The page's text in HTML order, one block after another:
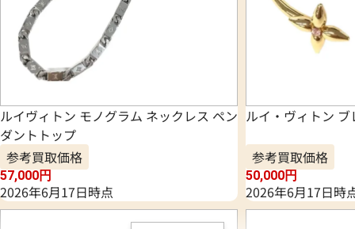
ルイヴィトン モノグラム ネックレス ペン
ダントトップ
参考買取価格
57,000円
2026年6月17日時点
ルイ・ヴィトン
参考買取価格
50,000円
2026年6月17日時